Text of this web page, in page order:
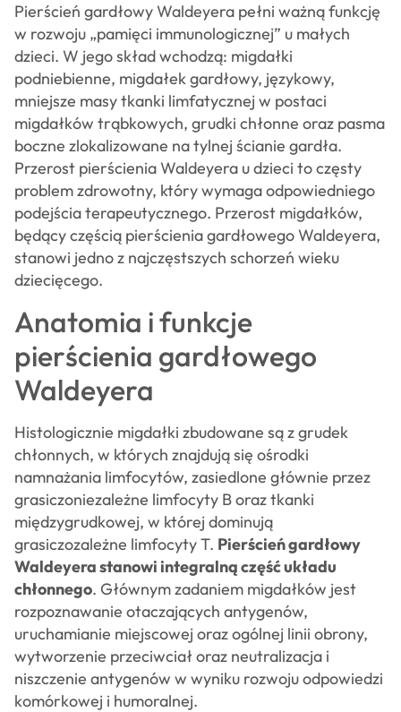
Pierścień gardłowy Waldeyera pełni ważną funkcję
w rozwoju „pamięci immunologicznej” u małych
dzieci. W jego skład wchodzą: migdałki
podniebienne, migdałek gardłowy, językowy,
mniejsze masy tkanki limfatycznej w postaci
migdałków trąbkowych, grudki chłonne oraz pasma
boczne zlokalizowane na tylnej ścianie gardła.
Przerost pierścienia Waldeyera u dzieci to częsty
problem zdrowotny, który wymaga odpowiedniego
podejścia terapeutycznego. Przerost migdałków,
będący częścią pierścienia gardłowego Waldeyera,
stanowi jedno z najczęstszych schorzeń wieku
dziecięcego.
Anatomia i funkcje
pierścienia gardłowego
Waldeyera
Histologicznie migdałki zbudowane są z grudek
chłonnych, w których znajdują się ośrodki
namnażania limfocytów, zasiedlone głównie przez
grasiczoniezależne limfocyty B oraz tkanki
międzygrudkowej, w której dominują
grasiczozależne limfocyty T. Pierścień gardłowy
Waldeyera stanowi integralną część układu
chłonnego. Głównym zadaniem migdałków jest
rozpoznawanie otaczających antygenów,
uruchamianie miejscowej oraz ogólnej linii obrony,
wytworzenie przeciwciał oraz neutralizacja i
niszczenie antygenów w wyniku rozwoju odpowiedzi
komórkowej i humoralnej.